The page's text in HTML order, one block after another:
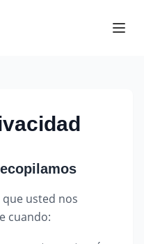
usted nos
cuando: